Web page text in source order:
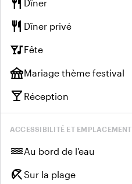
Dîner
restaurant Dîner privé
nightlifeFête
festivalMariage thème festival
local_bar Réception
ACCESSIBILITÉ ET EMPLACEMENT
waterAu bord de l'eau
beach_accessSur la plage